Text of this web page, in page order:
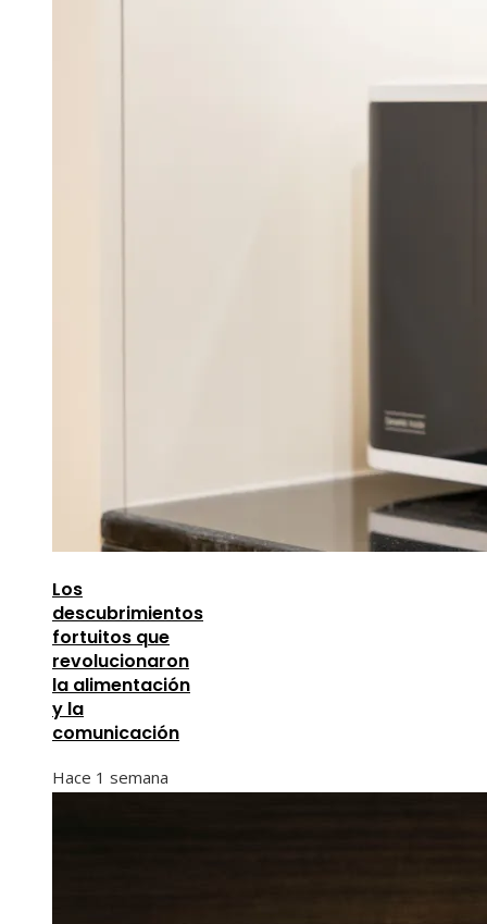
Los
descubrimientos
fortuitos que
revolucionaron
la alimentación
y la
comunicación
Hace 1 semana